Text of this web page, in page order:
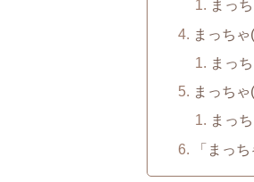
まっ
まっち
まっ
まっち
まっ
「まっ